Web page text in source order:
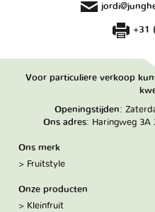
+31
Voor particuliere verkoop
Openingstijden:
Ons adres: Haringweg 3A
Ons merk
Fruitstyle
Onze producten
Kleinfruit